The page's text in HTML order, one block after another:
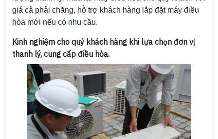
giá cả phải chăng, hỗ trợ khách hàng lắp đặt máy điều
hòa mới nếu có nhu cầu.
Kinh nghiệm cho quý khách hàng khi lựa chọn đơn vị
thanh lý, cung cấp điều hòa.